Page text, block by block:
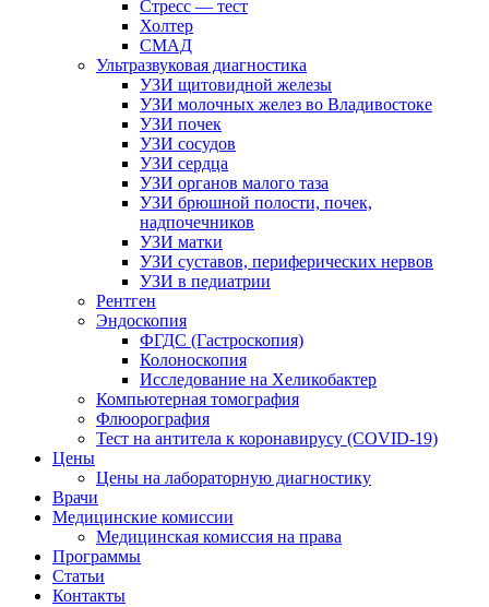
Стресс — тест
Холтер
СМАД
Ультразвуковая диагностика
УЗИ щитовидной железы
УЗИ молочных желез во Владивостоке
УЗИ почек
УЗИ сосудов
УЗИ сердца
УЗИ органов малого таза
УЗИ брюшной полости, почек,
надпочечников
УЗИ матки
УЗИ суставов, периферических нервов
УЗИ в педиатрии
Рентген
Эндоскопия
ФГДС (Гастроскопия)
Колоноскопия
Исследование на Хеликобактер
Компьютерная томография
Флюорография
Тест на антитела к коронавирусу (COVID-19)
Цены
Цены на лабораторную диагностику
Врачи
Медицинские комиссии
Медицинская комиссия на права
Программы
Статьи
Контакты